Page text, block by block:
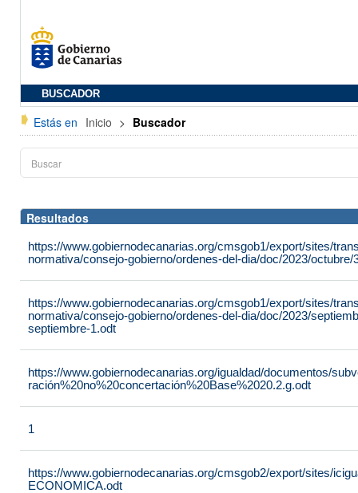
BUSCADOR
Estás en Inicio > Buscador
Resultados
https://www.gobiernodecanarias.org/cmsgob1/export/sites/
normativa/consejo-gobierno/ordenes-del-dia/doc/2023/
https://www.gobiernodecanarias.org/cmsgob1/export/sites/
normativa/consejo-gobierno/ordenes-del-dia/doc/2023/
septiembre-1.odt
https://www.gobiernodecanarias.org/igualdad/documentos/
ración%20no%20concertación%20Base%2020.2.g.odt
1
https://www.gobiernodecanarias.org/cmsgob2/export/sites/
ECONOMICA.odt